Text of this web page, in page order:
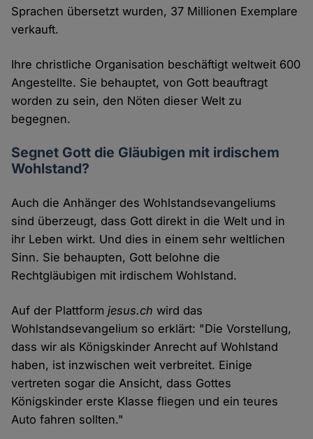
Sprachen übersetzt wurden, 37 Millionen Exemplare
verkauft.
Ihre christliche Organisation beschäftigt weltweit 600
Angestellte. Sie behauptet, von Gott beauftragt
worden zu sein, den Nöten dieser Welt zu
begegnen.
Segnet Gott die Gläubigen mit irdischem
Wohlstand?
Auch die Anhänger des Wohlstandsevangeliums
sind überzeugt, dass Gott direkt in die Welt und in
ihr Leben wirkt. Und dies in einem sehr weltlichen
Sinn. Sie behaupten, Gott belohne die
Rechtgläubigen mit irdischem Wohlstand.
Auf der Plattformjesus.ch wird das
Wohlstandsevangelium so erklärt: "Die Vorstellung,
dass wir als Königskinder Anrecht auf Wohlstand
haben, ist inzwischen weit verbreitet. Einige
vertreten sogar die Ansicht, dass Gottes
Königskinder erste Klasse fliegen und ein teures
Auto fahren sollten."